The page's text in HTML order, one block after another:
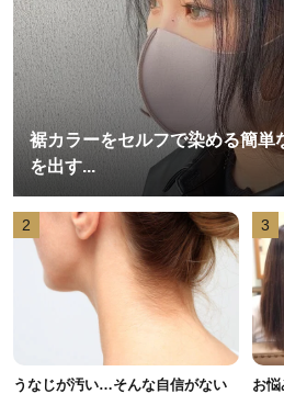
裾カラーをセルフで染める簡単
を出す...
2
うなじが汚い…そんな自信がない
3
お